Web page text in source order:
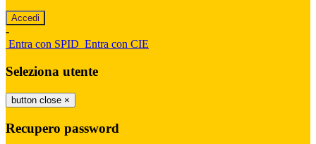
-
Entra con SPID Entra con CIE
Seleziona utente
button close ×
Recupero password